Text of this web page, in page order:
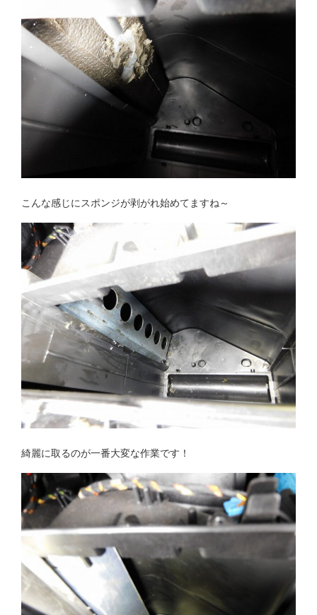
こんな感じにスポンジが剥がれ始めてますね～
綺麗に取るのが一番大変な作業です！